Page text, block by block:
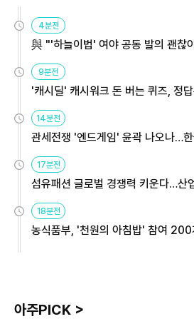
4분전
與 "'하늘이법' 여야 공동 발의 괜찮
9분전
'캐시딜' 캐시워크 돈 버는 퀴즈, 정
14분전
관세전쟁 '엔드게임' 윤곽 나오나…
용해야
17분전
섬유패션 글로벌 경쟁력 키운다…산
원
18분전
농식품부, '천원의 아침밥' 참여 200
아주PICK >